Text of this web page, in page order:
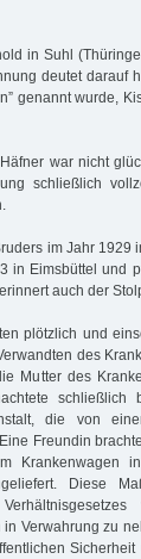
in Suhl
deutet darauf
genannt wurde,
war nicht
schließlich
im Jahr 1929
in Eimsbüttel und
auch der
plötzlich und
des
Mutter des
schließlich
die von
Freundin
Krankenwagen
Diese
Verwahrung zu